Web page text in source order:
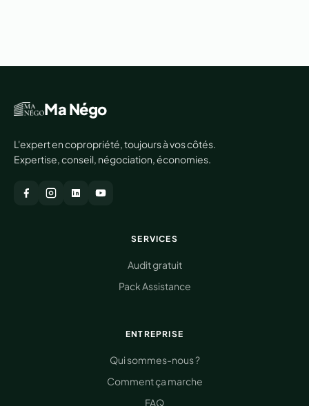
Ma Négo
L'expert en copropriété, toujours à vos côtés.
Expertise, conseil, négociation, économies.
SERVICES
Audit gratuit
Pack Assistance
ENTREPRISE
Qui sommes-nous ?
Comment ça marche
FAQ